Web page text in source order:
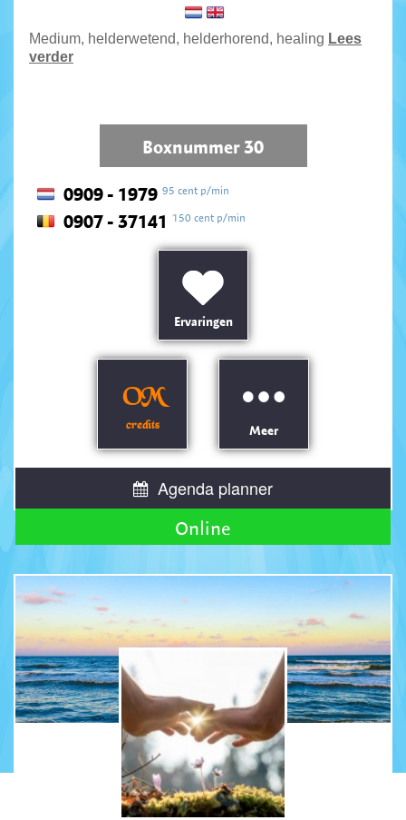
Medium, helderwetend, helderhorend, healing Lees
verder
Boxnummer 30
0909 - 1979 95 cent p/min
0907 - 37141 150 cent p/min
Ervaringen
OM
credits Meer
Agenda planner
Online